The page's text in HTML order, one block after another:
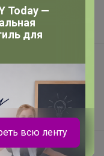
Today —
для
всю ленту